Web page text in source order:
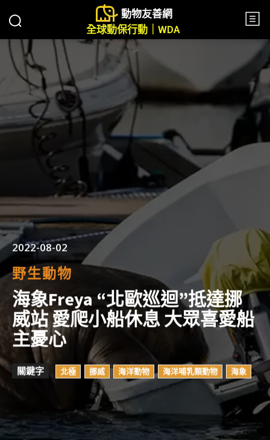
動物友善網
全球動保行動｜WDA
2022-08-02
野生動物
海象Freya “北歐巡迴”抵達挪
威站 愛爬小船休息 大眾喜愛船
主憂心
關鍵字 北極 挪威 海洋動物 海洋哺乳類動物 海象